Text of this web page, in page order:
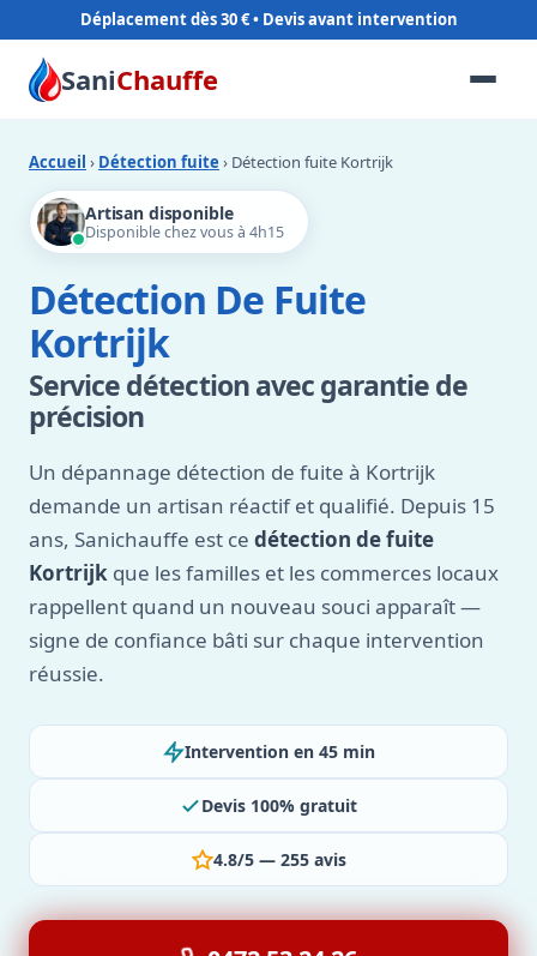
Déplacement dès 30 €
SaniChauffe
Accueil › Détection fuite › Détection fuite Kortrijk
Artisan disponible
Disponible chez vous à 4h15
Détection De Fuite
Kortrijk
Service détection avec garantie de
précision
Un dépannage détection de fuite à Kortrijk
demande un artisan réactif et qualifié. Depuis 15
ans, Sanichauffe est ce détection de fuite
Kortrijk que les familles et les commerces locaux
rappellent quand un nouveau souci apparaît —
signe de confiance bâti sur chaque intervention
réussie.
Intervention en 45 min
Devis 100% gratuit
4.8/5 — 255 avis